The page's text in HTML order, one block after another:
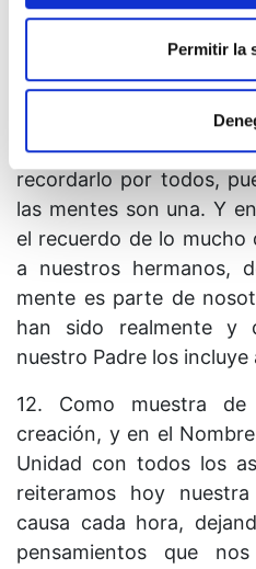
Permitir la
aún soy tal como
No hemos perdido el
dio cuando nos creó
recordarlo por todos,
las mentes son una. Y
el recuerdo de lo mucho
a nuestros hermanos,
mente es parte de
han sido realmente y
nuestro Padre los incluye
12. Como muestra
creación, y en el
Unidad con todos los
reiteramos hoy
causa cada hora,
pensamientos que